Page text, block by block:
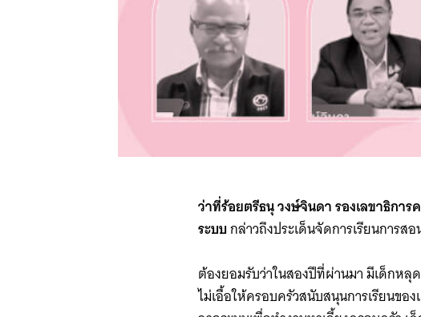
ว่าที่ร้อยตรีธนุ วงษ์จินดา รองเลขาธิกา
ระบบกล่าวถึงประเด็นจัดการเรียนการส
ต้องยอมรับว่าในสองปีที่ผ่านมา มีเด็กห
ไม่เอื้อให้ครอบครัวสนับสนุนการเรียนข